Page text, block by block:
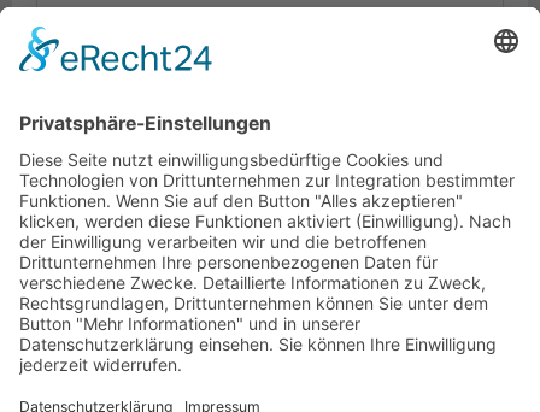
Lieferumfang
Varianten
Dokumente
HOTLINE
PURELINK.DE